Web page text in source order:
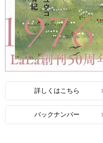
詳しくはこちら
バックナンバー